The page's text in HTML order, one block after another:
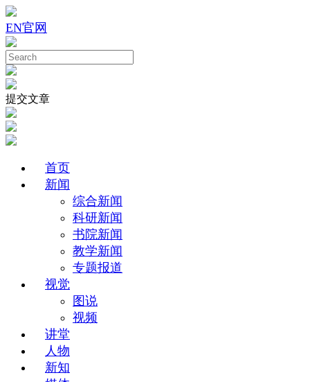
EN官网
提交文章
首页
新闻
综合新闻
科研新闻
书院新闻
教学新闻
专题报道
视觉
图说
视频
讲堂
人物
新知